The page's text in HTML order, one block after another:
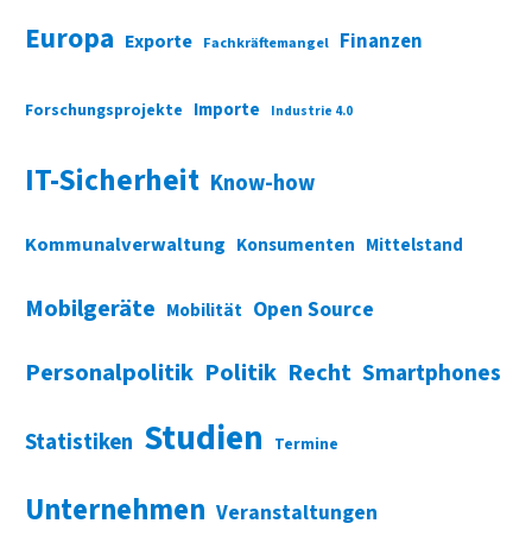
Europa Exporte Fachkräftemangel Finanzen
Forschungsprojekte Importe Industrie 4.0
IT-Sicherheit Know-how
Kommunalverwaltung Konsumenten Mittelstand
Mobilgeräte Mobilität Open Source
Personalpolitik Politik Recht Smartphones
Statistiken Studien Termine
Unternehmen Veranstaltungen